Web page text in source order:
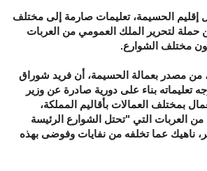
إقليم الحسيمة، تعليمات صارمة إلى مختلف
لتحرير الملك العمومي من العربات
مختلف الشوارع.
مصدر بعمالة الحسيمة، أن فريد شوراق
تعليماته بناء على دورية صادرة عن وزير
بمختلف العمالات بأقاليم المملكة،
العربات التي "تحتل الشوارع الرئيسة
ناهيك عما تخلفه من نفايات وفوضى بهذه